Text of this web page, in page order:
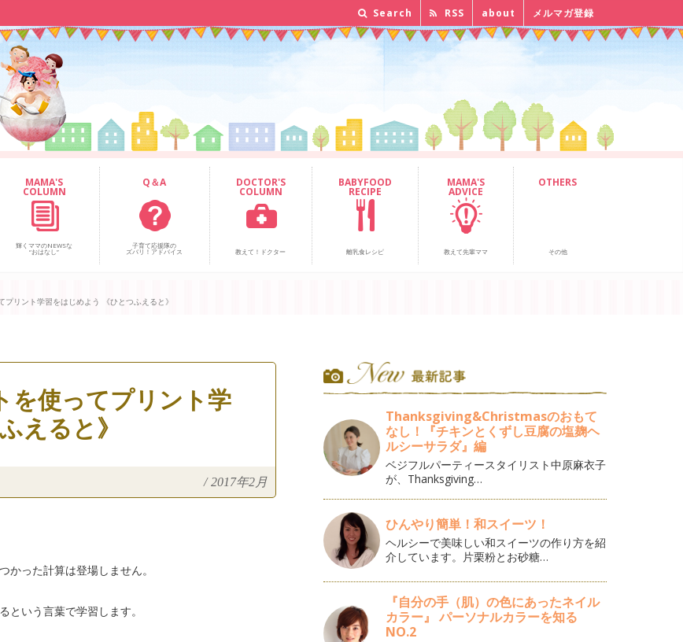
Search RSS about メルマガ登録
MAMA'S
COLUMN
輝くママのNEWSな
“おはなし”
Q＆A
子育て応援隊の
ズバリ！アドバイス
DOCTOR'S
COLUMN
教えて！ドクター
BABYFOOD
RECIPE
離乳食レシピ
MAMA'S
ADVICE
教えて先輩ママ
OTHERS
その他
リント学習をはじめよう 《ひとつふえると》
を使ってプリント学
えると》
/ 2017年2月
かった計算は登場しません。
という言葉で学習します。
Thanksgiving&Christmasのおもて
なし！『チキンとくずし豆腐の塩麹ヘ
ルシーサラダ』編
ベジフルパーティースタイリスト中原麻衣子
が、Thanksgiving…
ひんやり簡単！和スイーツ！
ヘルシーで美味しい和スイーツの作り方を紹
介しています。片栗粉とお砂糖…
『自分の手（肌）の色にあったネイル
カラー』 パーソナルカラーを知る
NO.2